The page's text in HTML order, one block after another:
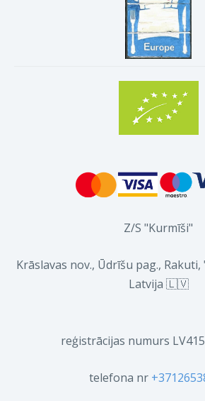
Z/S "Kurmīši"
Krāslavas nov., Ūdrīšu pag., Rakuti,
Latvija 🇱🇻
reģistrācijas numurs
telefona nr